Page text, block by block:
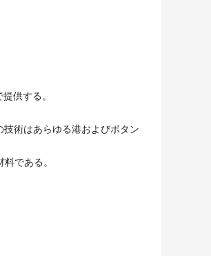
供する。
術はあらゆる港およびボタン
である。